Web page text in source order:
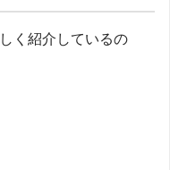
く紹介しているの